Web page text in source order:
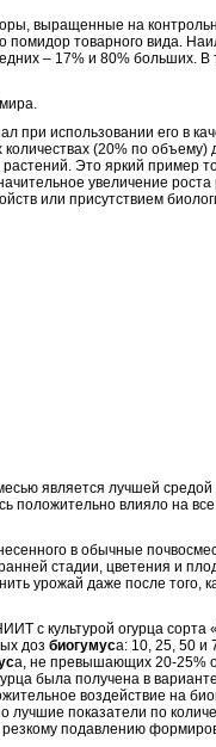
выращенные на
помидор товарного вида.
– 17% и 80% больших. В
при использовании его в
(20% по объему)
Это яркий пример
увеличение роста
или присутствием
является лучшей
положительно влияло на
в обычные
стадии, цветения и
урожай даже после того,
с культурой огурца сорта
доз биогумуса: 10, 25, 50 и
а, не превышающих 20-25%
была получена в
воздействие на
лучшие показатели по
подавлению